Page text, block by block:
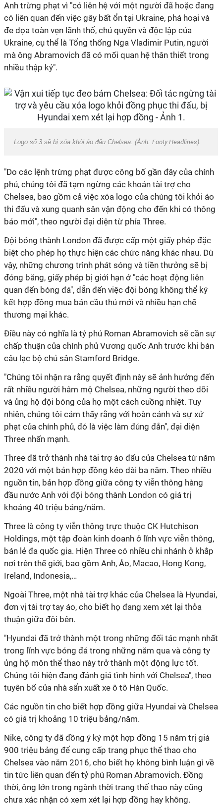
Anh trừng phạt vì "có liên hệ với một người đã hoặc đang
có liên quan đến việc gây bất ổn tại Ukraine, phá hoại và
đe dọa toàn vẹn lãnh thổ, chủ quyền và độc lập của
Ukraine, cụ thể là Tổng thống Nga Vladimir Putin, người
mà ông Abramovich đã có mối quan hệ thân thiết trong
nhiều thập kỷ".
Logo số 3 sẽ bị xóa khỏi áo đấu Chelsea. (Ảnh: Footy Headlines).
"Do các lệnh trừng phạt được công bố gần đây của chính
phủ, chúng tôi đã tạm ngừng các khoản tài trợ cho
Chelsea, bao gồm cả việc xóa logo của chúng tôi khỏi áo
thi đấu và xung quanh sân vận động cho đến khi có thông
báo mới", theo người đại diện từ phía Three.
Đội bóng thành London đã được cấp một giấy phép đặc
biệt cho phép họ thực hiện các chức năng khác nhau. Dù
vậy, những chương trình phát sóng và tiền thưởng sẽ bị
đóng băng, giấy phép bị giới hạn ở "các hoạt động liên
quan đến bóng đá", dẫn đến việc đội bóng không thể ký
kết hợp đồng mua bán cầu thủ mới và nhiều hạn chế
thương mại khác.
Điều này có nghĩa là tỷ phú Roman Abramovich sẽ cần sự
chấp thuận của chính phủ Vương quốc Anh trước khi bán
câu lạc bộ chủ sân Stamford Bridge.
"Chúng tôi nhận ra rằng quyết định này sẽ ảnh hưởng đến
rất nhiều người hâm mộ Chelsea, những người theo dõi
và ủng hộ đội bóng của họ một cách cuồng nhiệt. Tuy
nhiên, chúng tôi cảm thấy rằng với hoàn cảnh và sự xử
phạt của chính phủ, đó là việc làm đúng đắn", đại diện
Three nhấn mạnh.
Three đã trở thành nhà tài trợ áo đấu của Chelsea từ năm
2020 với một bản hợp đồng kéo dài ba năm. Theo nhiều
nguồn tin, bản hợp đồng giữa công ty viễn thông hàng
đầu nước Anh với đội bóng thành London có giá trị
khoảng 40 triệu bảng/năm.
Three là công ty viễn thông trực thuộc CK Hutchison
Holdings, một tập đoàn kinh doanh ở lĩnh vực viễn thông,
bán lẻ đa quốc gia. Hiện Three có nhiều chi nhánh ở khắp
nơi trên thế giới, bao gồm Anh, Áo, Macao, Hong Kong,
Ireland, Indonesia,…
Ngoài Three, một nhà tài trợ khác của Chelsea là Hyundai,
đơn vị tài trợ tay áo, cho biết họ đang xem xét lại thỏa
thuận giữa đôi bên.
"Hyundai đã trở thành một trong những đối tác mạnh nhất
trong lĩnh vực bóng đá trong những năm qua và công ty
ủng hộ môn thể thao này trở thành một động lực tốt.
Chúng tôi hiện đang đánh giá tình hình với Chelsea", theo
tuyên bố của nhà sẩn xuất xe ô tô Hàn Quốc.
Các nguồn tin cho biết hợp đồng giữa Hyundai và Chelsea
có giá trị khoảng 10 triệu bảng/năm.
Nike, công ty đã đồng ý ký một hợp đồng 15 năm trị giá
900 triệu bảng để cung cấp trang phục thể thao cho
Chelsea vào năm 2016, cho biết họ không bình luận gì về
tin tức liên quan đến tỷ phú Roman Abramovich. Đồng
thời, ông lớn trong ngành thời trang thể thao này cũng
chưa xác nhận có xem xét lại hợp đồng hay không.